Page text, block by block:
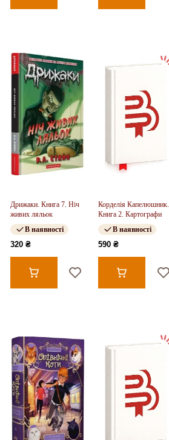
Дрижаки. Книга 7. Ніч
живих ляльок
В наявності
320 ₴
Корделія Капелюшник.
Книга 2. Картографи
В наявності
590 ₴